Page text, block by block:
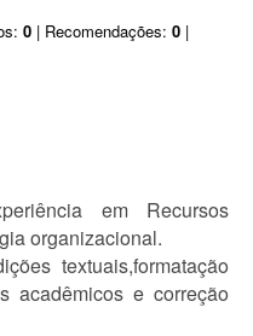
0 | Recomendações: 0 |
em Recursos
organizacional.
textuais,formatação
acadêmicos e correção